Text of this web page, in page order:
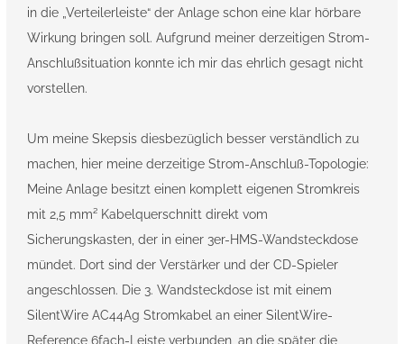
in die „Verteilerleiste“ der Anlage schon eine klar hörbare
Wirkung bringen soll. Aufgrund meiner derzeitigen Strom-
Anschlußsituation konnte ich mir das ehrlich gesagt nicht
vorstellen.
Um meine Skepsis diesbezüglich besser verständlich zu
machen, hier meine derzeitige Strom-Anschluß-Topologie:
Meine Anlage besitzt einen komplett eigenen Stromkreis
mit 2,5 mm² Kabelquerschnitt direkt vom
Sicherungskasten, der in einer 3er-HMS-Wandsteckdose
mündet. Dort sind der Verstärker und der CD-Spieler
angeschlossen. Die 3. Wandsteckdose ist mit einem
SilentWire AC44Ag Stromkabel an einer SilentWire-
Reference 6fach-Leiste verbunden, an die später die